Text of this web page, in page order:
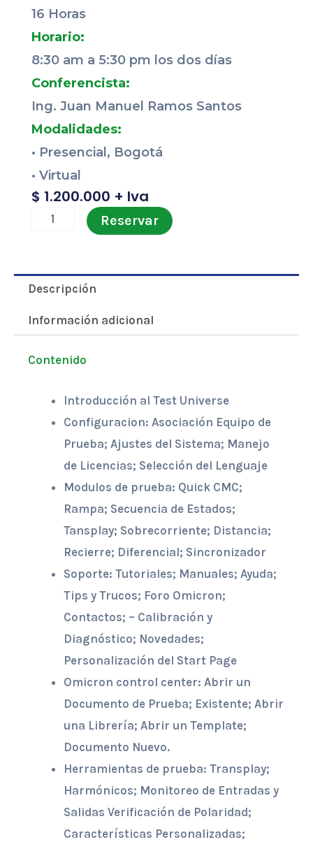
16 Horas
Horario:
8:30 am a 5:30 pm los dos días
Conferencista:
Ing. Juan Manuel Ramos Santos
Modalidades:
· Presencial, Bogotá
· Virtual
$ 1.200.000 + Iva
Manejo
para
de
OMICRON
Reservar
Descripción
Información adicional
Contenido
Introducción al Test Universe
Configuracion: Asociación Equipo de
Prueba; Ajustes del Sistema; Manejo
de Licencias; Selección del Lenguaje
Modulos de prueba: Quick CMC;
Rampa; Secuencia de Estados;
Tansplay; Sobrecorriente; Distancia;
Recierre; Diferencial; Sincronizador
Soporte: Tutoriales; Manuales; Ayuda;
Tips y Trucos; Foro Omicron;
Contactos; – Calibración y
Diagnóstico; Novedades;
Personalización del Start Page
Omicron control center: Abrir un
Documento de Prueba; Existente; Abrir
una Librería; Abrir un Template;
Documento Nuevo.
Herramientas de prueba: Transplay;
Harmónicos; Monitoreo de Entradas y
Salidas Verificación de Polaridad;
Características Personalizadas;